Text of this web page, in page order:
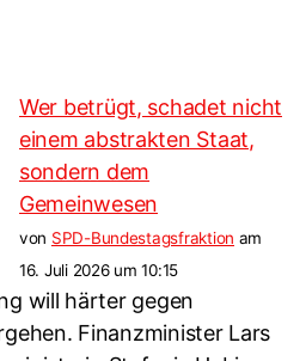
Wer betrügt, schadet nicht
einem abstrakten Staat,
sondern dem
Gemeinwesen
von SPD-Bundestagsfraktion am
16. Juli 2026 um 10:15
will härter gegen
Finanzminister Lars